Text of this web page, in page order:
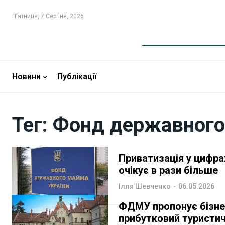
Бізнес
Валютний ринок
Криптовалюта
Робота і освіта
Публікації
Бізнес
Валютний ринок
Криптовалюта
Робота і освіта
Публікації
П'ятниця, 7 Серпня, 2026
Новини Публікації
Тег: Фонд
Приватизація у
очікує в рази більше
Ілля Шевченко - 06.05.2026
ФДМУ пропонує
прибутковий